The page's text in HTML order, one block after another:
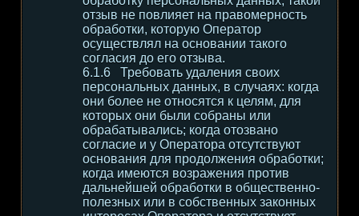
отзыв не повлияет на правомерность
обработки, которую Оператор
осуществлял на основании такого
согласия до его отзыва.
Требовать удаления своих
персональных данных, в случаях: когда
они более не относятся к целям, для
которых они были собраны или
обрабатывались; когда отозвано
согласие и у Оператора отсутствуют
основания для продолжения обработки;
когда имеются возражения против
дальнейшей обработки в общественно-
полезных или в собственных законных